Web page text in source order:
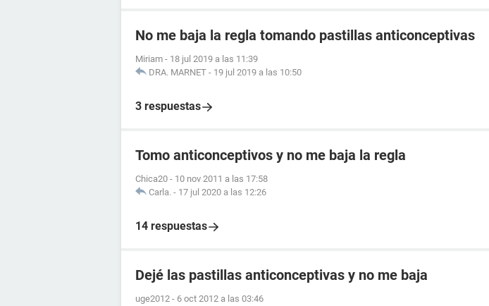
No me baja la regla tomando pastillas anticonceptivas
Miriam - 18 jul 2019 a las 11:39
DRA. MARNET - 19 jul 2019 a las 10:50
3 respuestas
Tomo anticonceptivos y no me baja la regla
Chica20 - 10 nov 2011 a las 17:58
Carla. - 17 jul 2020 a las 12:26
14 respuestas
Dejé las pastillas anticonceptivas y no me baja
uge2012 - 6 oct 2012 a las 03:46